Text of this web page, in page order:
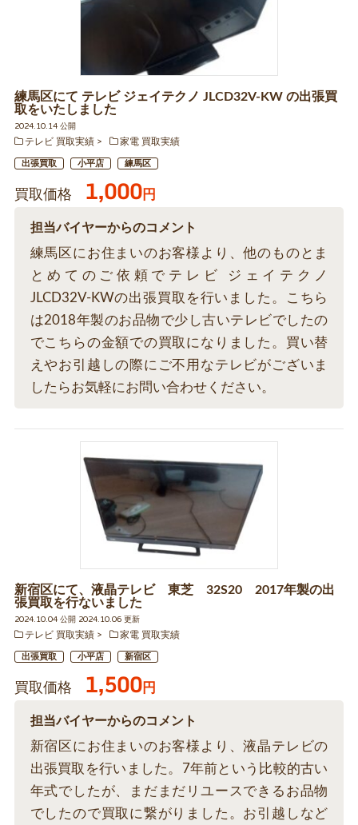
練馬区にて テレビ ジェイテクノ JLCD32V-KW の出張買
取をいたしました
2024.10.14 公開
テレビ 買取実績
家電 買取実績
出張買取 小平店 練馬区
買取価格 1,000円
担当バイヤーからのコメント
練馬区にお住まいのお客様より、他のものとま
とめてのご依頼でテレビ ジェイテクノ
JLCD32V-KWの出張買取を行いました。こちら
は2018年製のお品物で少し古いテレビでしたの
でこちらの金額での買取になりました。買い替
えやお引越しの際にご不用なテレビがございま
したらお気軽にお問い合わせください。
新宿区にて、液晶テレビ 東芝 32S20 2017年製の出
張買取を行ないました
2024.10.04 公開 2024.10.06 更新
テレビ 買取実績
家電 買取実績
出張買取 小平店 新宿区
買取価格 1,500円
担当バイヤーからのコメント
新宿区にお住まいのお客様より、液晶テレビの
出張買取を行いました。7年前という比較的古い
年式でしたが、まだまだリユースできるお品物
でしたので買取に繋がりました。お引越しなど